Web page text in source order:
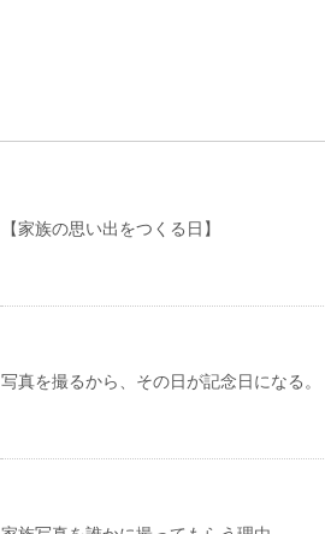
【家族の思い出をつくる日】
写真を撮るから、その日が記念日になる。